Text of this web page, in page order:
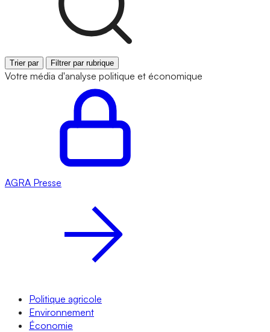
Trier par Filtrer par rubrique
Votre média d'analyse politique et économique
AGRA Presse
Politique agricole
Environnement
Économie